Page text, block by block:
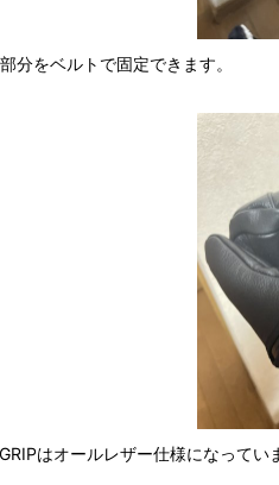
分をベルトで固定できます。
はオールレザー仕様になってい